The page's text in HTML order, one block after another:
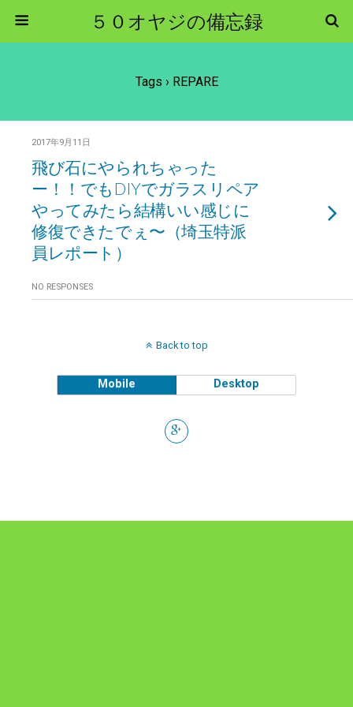
５０オヤジの備忘録
Tags › REPARE
2017年9月11日
飛び石にやられちゃった
ー！！でもDIYでガラスリペア
やってみたら結構いい感じに
修復できたでぇ〜（埼玉特派
員レポート）
NO RESPONSES
Back to top
Mobile Desktop